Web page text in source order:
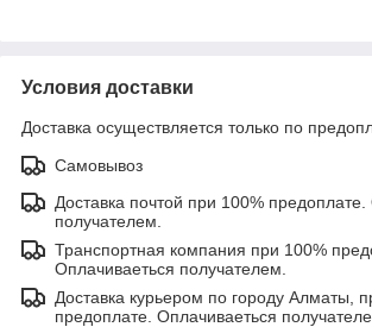
Условия доставки
Доставка осуществляется только по
Самовывоз
Доставка почтой при 100%
получателем.
Транспортная компания при 100%
Оплачиваеться получателем.
Доставка курьером по городу Алматы,
предоплате. Оплачиваеться